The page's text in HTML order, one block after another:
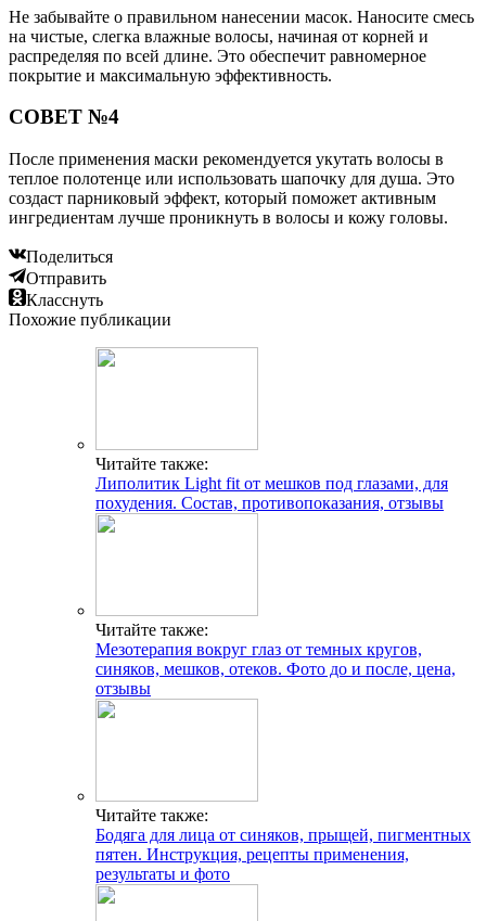
Не забывайте о правильном нанесении масок. Наносите смесь
на чистые, слегка влажные волосы, начиная от корней и
распределяя по всей длине. Это обеспечит равномерное
покрытие и максимальную эффективность.
СОВЕТ №4
После применения маски рекомендуется укутать волосы в
теплое полотенце или использовать шапочку для душа. Это
создаст парниковый эффект, который поможет активным
ингредиентам лучше проникнуть в волосы и кожу головы.
Поделиться
Отправить
Класснуть
Похожие публикации
Читайте также:
Липолитик Light fit от мешков под глазами, для
похудения. Состав, противопоказания, отзывы
Читайте также:
Мезотерапия вокруг глаз от темных кругов,
синяков, мешков, отеков. Фото до и после, цена,
отзывы
Читайте также:
Бодяга для лица от синяков, прыщей, пигментных
пятен. Инструкция, рецепты применения,
результаты и фото